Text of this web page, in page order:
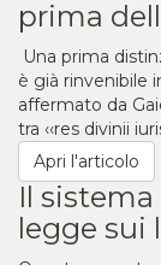
prima
Una prima
è già rinvenibile
affermato da
tra ‹‹res divinii
Apri l'articolo
Il
legge sui